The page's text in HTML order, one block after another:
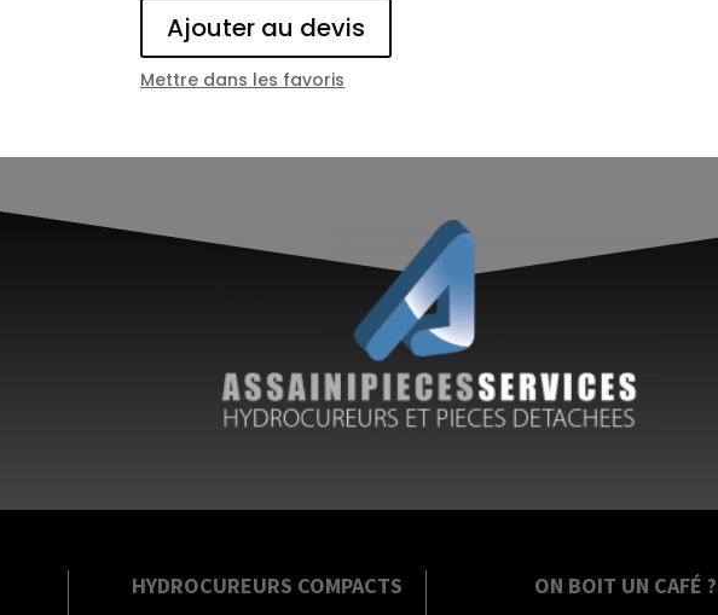
Ajouter au devis
Mettre dans les favoris
HYDROCUREURS COMPACTS ON BOIT UN CAFÉ ?